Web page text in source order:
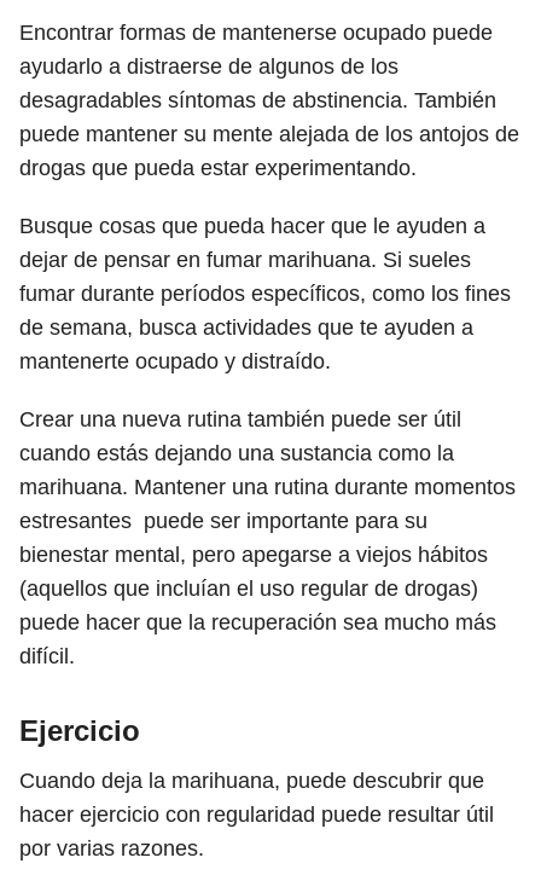
Encontrar formas de mantenerse ocupado puede
ayudarlo a distraerse de algunos de los
desagradables síntomas de abstinencia. También
puede mantener su mente alejada de los antojos de
drogas que pueda estar experimentando.
Busque cosas que pueda hacer que le ayuden a
dejar de pensar en fumar marihuana. Si sueles
fumar durante períodos específicos, como los fines
de semana, busca actividades que te ayuden a
mantenerte ocupado y distraído.
Crear una nueva rutina también puede ser útil
cuando estás dejando una sustancia como la
marihuana. Mantener una rutina durante momentos
estresantes puede ser importante para su
bienestar mental, pero apegarse a viejos hábitos
(aquellos que incluían el uso regular de drogas)
puede hacer que la recuperación sea mucho más
difícil.
Ejercicio
Cuando deja la marihuana, puede descubrir que
hacer ejercicio con regularidad puede resultar útil
por varias razones.